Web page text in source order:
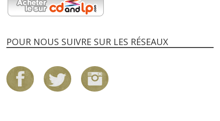
POUR NOUS SUIVRE SUR LES RÉSEAUX